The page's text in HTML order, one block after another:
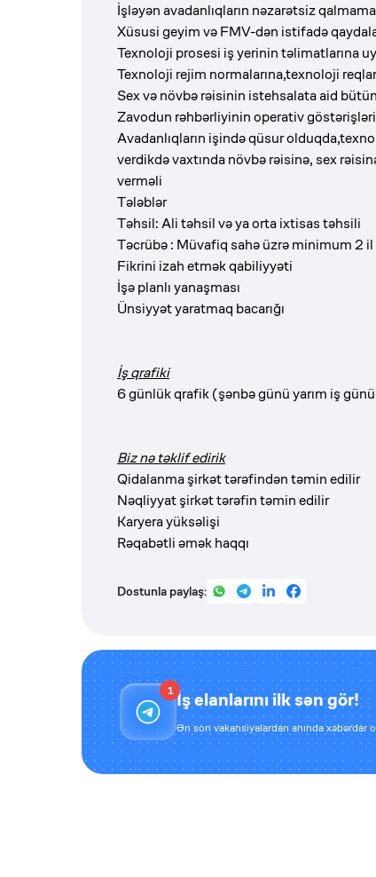
İşləyən avadanlıqların nəzarətsiz
Xüsusi geyim və FMV-dən istifadə
Texnoloji prosesi iş yerinin təlimatlarına
Texnoloji rejim normalarına,texnoloji
Sex və növbə rəisinin istehsalata aid
Zavodun rəhbərliyinin operativ
Avadanlıqların işində qüsur
verdikdə vaxtında növbə rəisinə, sex
verməli
Tələblər
Təhsil: Ali təhsil və ya orta ixtisas təhsili
Təcrübə : Müvafiq sahə üzrə minimum 2
Fikrini izah etmək qabiliyyəti
İşə planlı yanaşması
Ünsiyyət yaratmaq bacarığı
İş qrafiki
6 günlük qrafik (şənbə günü yarım iş
Biz nə təklif edirik
Qidalanma şirkət tərəfindən təmin edilir
Nəqliyyat şirkət tərəfin təmin edilir
Karyera yüksəlişi
Rəqabətli əmək haqqı
Dostunla paylaş:
1 İş elanlarını ilk sən gör!
Ən son vakansiyalardan anında xəbərdar